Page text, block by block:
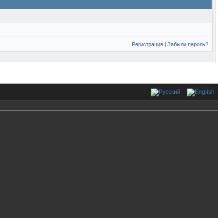
Регистрация | Забыли пароль?